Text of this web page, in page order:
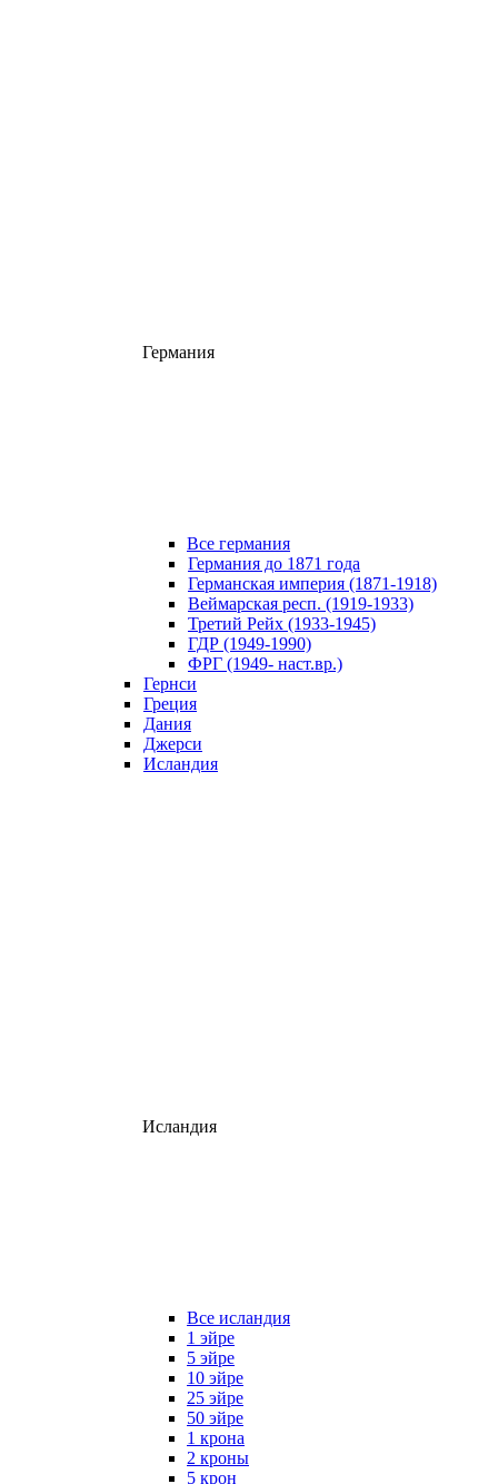
Германия
Все германия
Германия до 1871 года
Германская империя (1871-1918)
Веймарская респ. (1919-1933)
Третий Рейх (1933-1945)
ГДР (1949-1990)
ФРГ (1949- наст.вр.)
Гернси
Греция
Дания
Джерси
Исландия
Исландия
Все исландия
1 эйре
5 эйре
10 эйре
25 эйре
50 эйре
1 крона
2 кроны
5 крон